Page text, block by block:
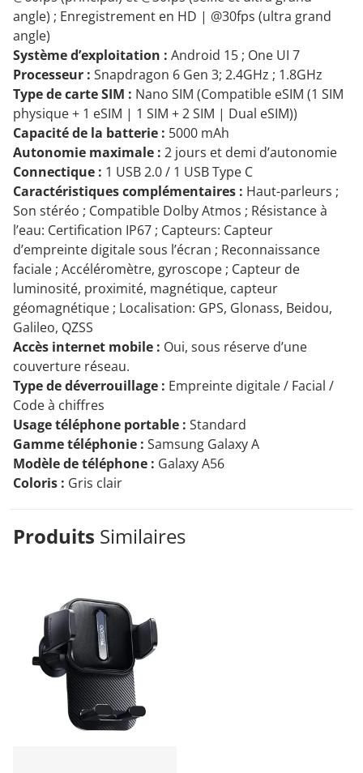
angle) ; Enregistrement en HD | @30fps (ultra grand
angle)
Système d’exploitation : Android 15 ; One UI 7
Processeur : Snapdragon 6 Gen 3; 2.4GHz ; 1.8GHz
Type de carte SIM : Nano SIM (Compatible eSIM (1 SIM
physique + 1 eSIM | 1 SIM + 2 SIM | Dual eSIM))
Capacité de la batterie : 5000 mAh
Autonomie maximale : 2 jours et demi d’autonomie
Connectique : 1 USB 2.0 / 1 USB Type C
Caractéristiques complémentaires : Haut-parleurs ;
Son stéréo ; Compatible Dolby Atmos ; Résistance à
l’eau: Certification IP67 ; Capteurs: Capteur
d’empreinte digitale sous l’écran ; Reconnaissance
faciale ; Accéléromètre, gyroscope ; Capteur de
luminosité, proximité, magnétique, capteur
géomagnétique ; Localisation: GPS, Glonass, Beidou,
Galileo, QZSS
Accès internet mobile : Oui, sous réserve d’une
couverture réseau.
Type de déverrouillage : Empreinte digitale / Facial /
Code à chiffres
Usage téléphone portable : Standard
Gamme téléphonie : Samsung Galaxy A
Modèle de téléphone : Galaxy A56
Coloris : Gris clair
Produits Similaires